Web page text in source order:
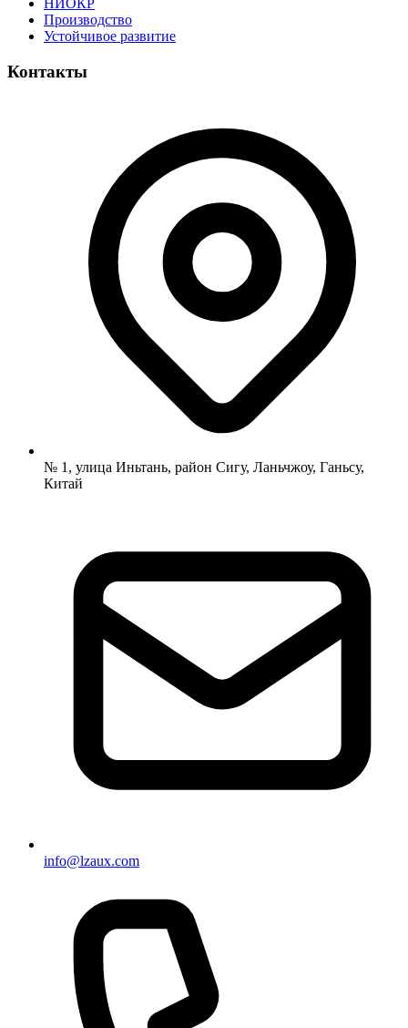
НИОКР
Производство
Устойчивое развитие
Контакты
№ 1, улица Иньтань, район Сигу, Ланьчжоу, Ганьсу,
Китай
info@lzaux.com